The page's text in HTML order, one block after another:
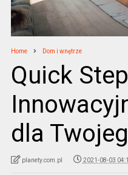
Home Dom i wnętrze
Quick
dla
planety.com.pl 2021-08-03